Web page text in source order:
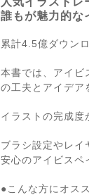
誰もが魅力的な
累計4.5億ダウン
本書では、アイビ
の工夫とアイデア
イラストの完成度
ブラシ設定やレイ
安心のアイビスペ
●こんな方にオス